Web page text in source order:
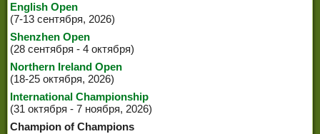
English Open
(7-13 сентября, 2026)
Shenzhen Open
(28 сентября - 4 октября)
Northern Ireland Open
(18-25 октября, 2026)
International Championship
(31 октября - 7 ноября, 2026)
Champion of Champions